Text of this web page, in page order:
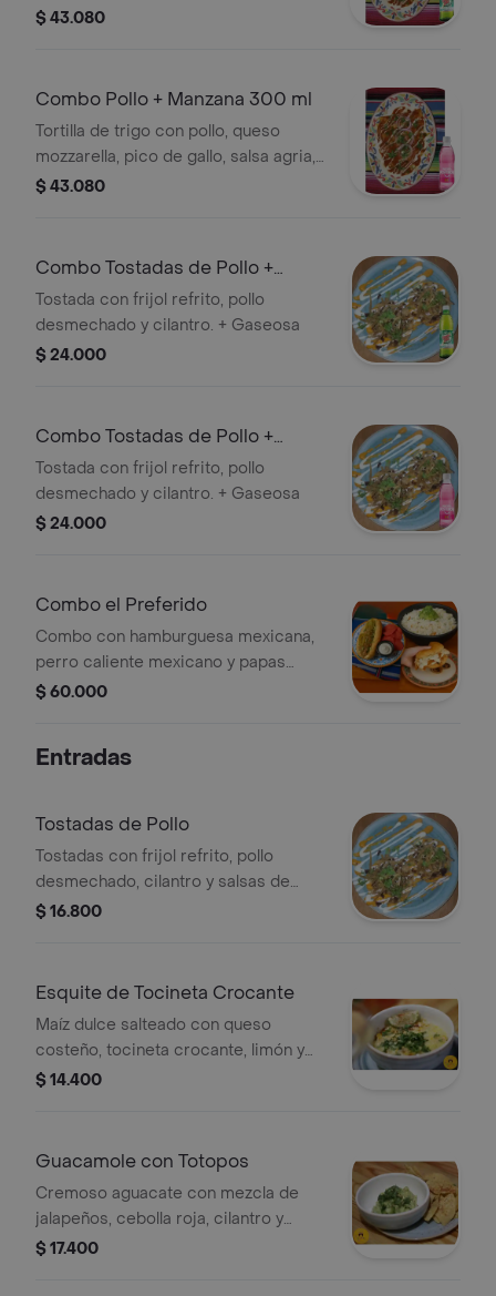
pico de gallo, salsa agria, cebolla y
$ 43.080
Combo Pollo + Manzana 300 ml
Tortilla de trigo con pollo, queso
mozzarella, pico de gallo, salsa agria,
cebolla y cilantro + Gaseosa
$ 43.080
Combo Tostadas de Pollo +
Canada Dry Ginger Ale 300 ml
Tostada con frijol refrito, pollo
desmechado y cilantro. + Gaseosa
$ 24.000
Combo Tostadas de Pollo +
Manzana 300 ml
Tostada con frijol refrito, pollo
desmechado y cilantro. + Gaseosa
$ 24.000
Combo el Preferido
Combo con hamburguesa mexicana,
perro caliente mexicano y papas
fritas mexicanas.
$ 60.000
Entradas
Tostadas de Pollo
Tostadas con frijol refrito, pollo
desmechado, cilantro y salsas de
crema y queso.
$ 16.800
Esquite de Tocineta Crocante
Maíz dulce salteado con queso
costeño, tocineta crocante, limón y
cilantro.
$ 14.400
Guacamole con Totopos
Cremoso aguacate con mezcla de
jalapeños, cebolla roja, cilantro y
mezcla de cítricos, acompañados de
$ 17.400